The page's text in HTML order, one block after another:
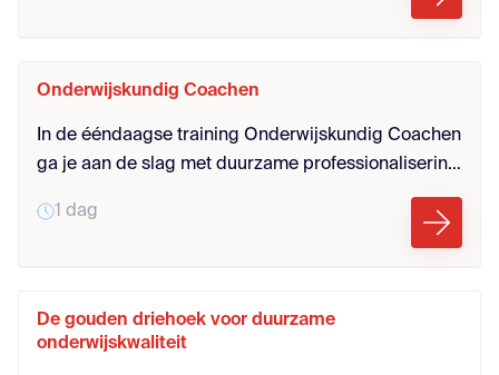
Onderwijskundig Coachen
In de ééndaagse training Onderwijskundig Coachen
ga je aan de slag met duurzame professionalisering
door middel van onderwijskundig coachen. Bij deze
professionaliseringsvorm komen onderwijskundig
coaches (bv. kwaliteitscoördinatoren, ib’ers, collega-
doelgerichte feedback en oefenen samen om de
feedback in te slijpen
1 dag
De gouden driehoek voor duurzame
onderwijskwaliteit